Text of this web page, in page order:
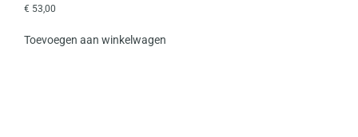
€ 53,00
Toevoegen aan winkelwagen